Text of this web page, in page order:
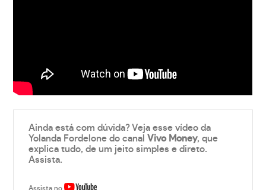
Ainda está com dúvida? Veja esse vídeo da
Yolanda Fordelone do canalVivo Money, que
explica tudo, de um jeito simples e direto.
Assista.
Assista no